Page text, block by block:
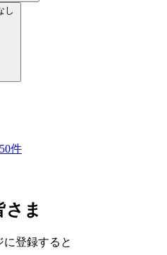
し
50件
さま
登録すると